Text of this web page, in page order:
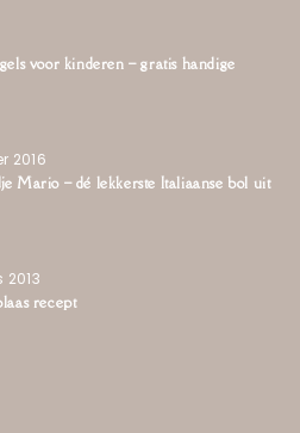
voor kinderen – gratis handige
2016
Mario – dé lekkerste Italiaanse bol uit
2013
recept